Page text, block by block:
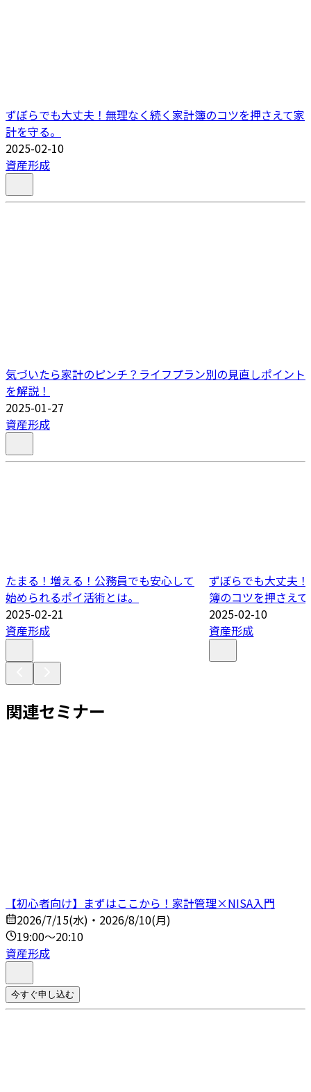
ずぼらでも大丈夫！無理なく続く家計簿のコツを押さえて家
計を守る。
2025-02-10
資産形成
気づいたら家計のピンチ？ライフプラン別の見直しポイント
を解説！
2025-01-27
資産形成
たまる！増える！公務員でも安心して
始められるポイ活術とは。
2025-02-21
資産形成
ずぼらでも大丈夫
簿のコツを押さえ
2025-02-10
資産形成
関連セミナー
【初心者向け】まずはここから！家計管理×NISA入門
2026/7/15(水)・2026/8/10(月)
19:00～20:10
資産形成
今すぐ申し込む